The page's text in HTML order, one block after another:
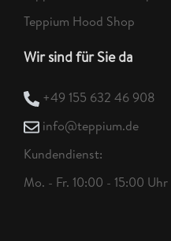
Teppium Hood Shop
Wir sind für Sie da
+49 155 632 46 908
info@teppium.de
Kundendienst:
Mo. - Fr. 10:00 - 15:00 Uhr